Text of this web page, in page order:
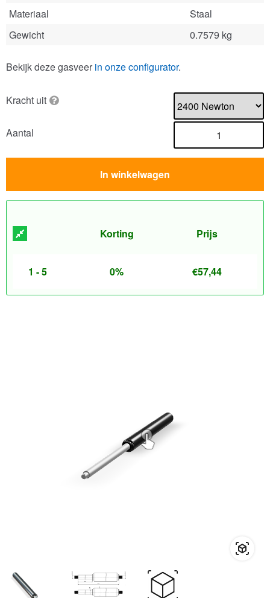
Materiaal
Staal
Gewicht
0.7579 kg
Bekijk deze gasveer in onze configurator.
Kracht uit
Aantal
In winkelwagen
Korting Prijs
1 - 5 0% €57,44